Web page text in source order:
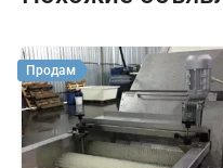
Продам